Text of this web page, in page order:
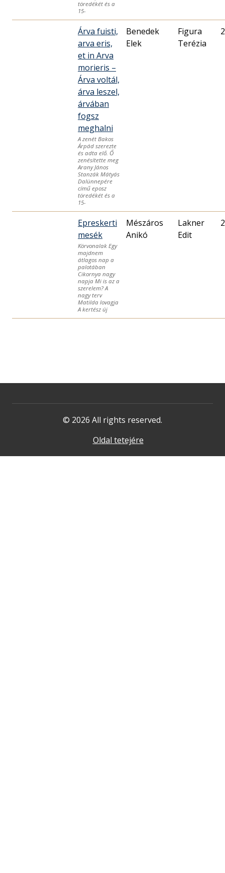
töredékét és a
15-
Árva fuisti,
arva eris,
et in Arva
morieris –
Árva voltál,
árva leszel,
árvában
fogsz
meghalni
A zenét Bakos
Árpád szerezte
és adta elő. Ő
zenésítette meg
Arany János
Stanzák Mátyás
Dalünnepére
című eposz
töredékét és a
15-
Benedek
Elek
Figura
Terézia
Epreskerti
mesék
Körvonalak Egy
majdnem
átlagos nap a
palotában
Cikornya nagy
napja Mi is az a
szerelem? A
nagy terv
Matilda lovagja
A kertész új
Mészáros
Anikó
Lakner
Edit
© 2026 All rights reserved.
Oldal tetejére